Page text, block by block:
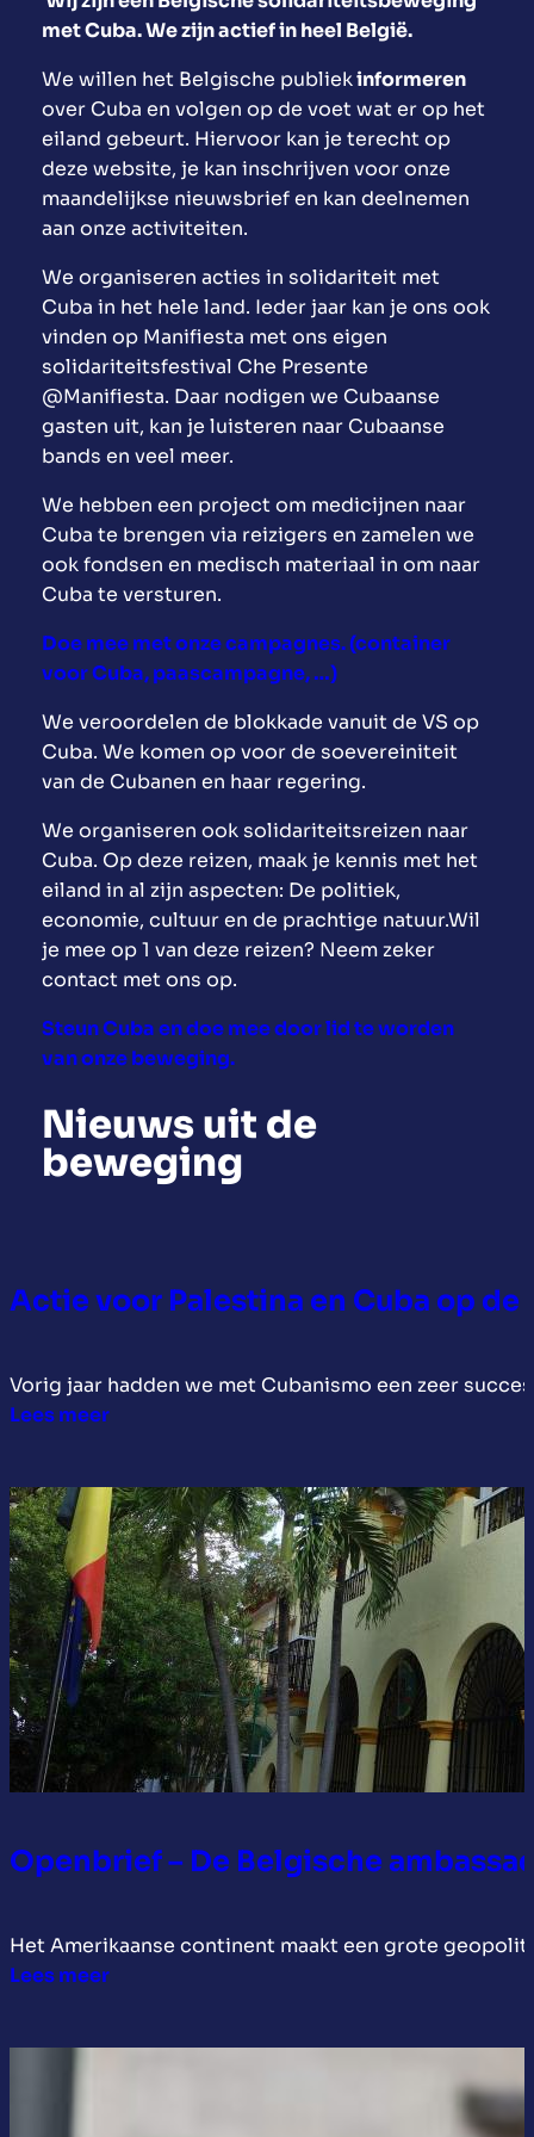
met Cuba. We zijn actief in heel België.
We willen het Belgische publiekinformeren
over Cuba en volgen op de voet wat er op het
eiland gebeurt. Hiervoor kan je terecht op
deze website, je kan inschrijven voor onze
maandelijkse nieuwsbrief en kan deelnemen
aan onze activiteiten.
We organiseren acties in solidariteit met
Cuba in het hele land. Ieder jaar kan je ons ook
vinden op Manifiesta met ons eigen
solidariteitsfestival Che Presente
@Manifiesta. Daar nodigen we Cubaanse
gasten uit, kan je luisteren naar Cubaanse
bands en veel meer.
We hebben een project om medicijnen naar
Cuba te brengen via reizigers en zamelen we
ook fondsen en medisch materiaal in om naar
Cuba te versturen.
Doe mee met onze campagnes. (container
voor Cuba, paascampagne, …)
We veroordelen de blokkade vanuit de VS op
Cuba. We komen op voor de soevereiniteit
van de Cubanen en haar regering.
We organiseren ook solidariteitsreizen naar
Cuba. Op deze reizen, maak je kennis met het
eiland in al zijn aspecten: De politiek,
economie, cultuur en de prachtige natuur.Wil
je mee op 1 van deze reizen? Neem zeker
contact met ons op.
Steun Cuba en doe mee door lid te worden
van onze beweging.
Nieuws uit de
beweging
Actie voor Palestina en Cuba op de
Vorig jaar hadden we met Cubanismo een zeer
Lees meer:
Palestina
en
Cuba
op
de
Gentse
Feesten
Openbrief – De Belgische
Het Amerikaanse continent maakt een grote
Lees meer: